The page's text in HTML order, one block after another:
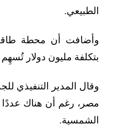
الطبيعي.
وأضافت أن محطة
بتكلفة مليون دولار تُسهِم سنويًا
وقال المدير التنفيذي
مصر، رغم أن هناك عددًا
الشمسية.